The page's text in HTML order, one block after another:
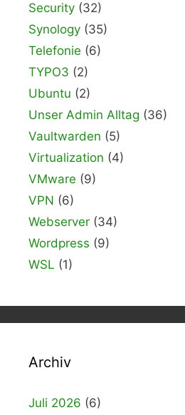
Security (32)
Synology (35)
Telefonie (6)
TYPO3 (2)
Ubuntu (2)
Unser Admin Alltag (36)
Vaultwarden (5)
Virtualization (4)
VMware (9)
VPN (6)
Webserver (34)
Wordpress (9)
WSL (1)
Archiv
Juli 2026 (6)